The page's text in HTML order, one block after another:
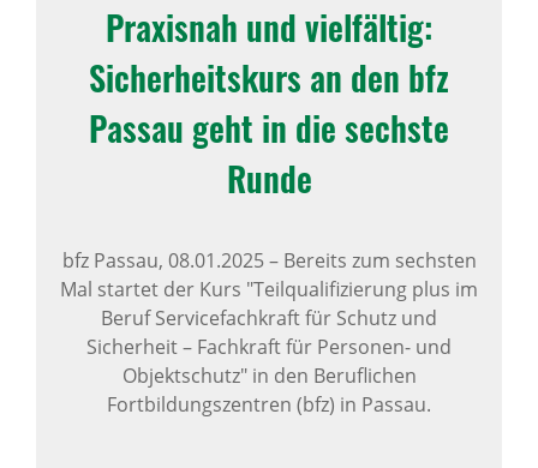
Praxisnah und viel­fältig:
Sicher­heits­kurs an den bfz
Passau geht in die sechste
Runde
bfz Passau, 08.01.2025–Bereits zum sechsten
Mal startet der Kurs "Teilqualifizierung plus im
Beruf Servicefachkraft für Schutz und
Sicherheit – Fachkraft für Personen- und
Objektschutz" in den Beruflichen
Fortbildungszentren (bfz) in Passau.